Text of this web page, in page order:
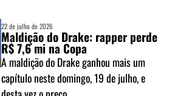
22 de julho de 2026
Maldição do Drake: rapper perde
R$ 7,6 mi na Copa
A maldição do Drake ganhou mais um
capítulo neste domingo, 19 de julho, e